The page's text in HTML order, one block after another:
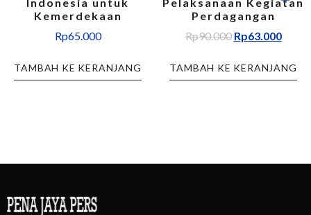
Kemerdekaan
Rp65.000
TAMBAH KE KERANJANG
Perdagangan
Rp90.000 Rp63.000
TAMBAH KE KERANJANG